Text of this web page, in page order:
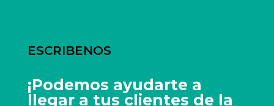
ESCRIBENOS
¡Podemos ayudarte a
llegar a tus clientes de la